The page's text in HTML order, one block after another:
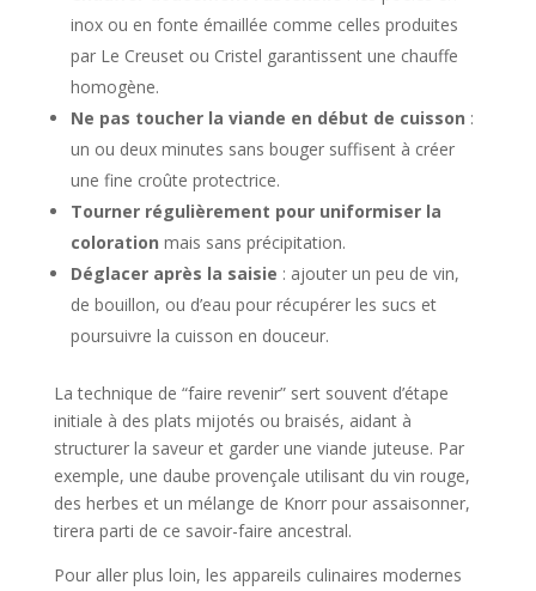
inox ou en fonte émaillée comme celles produites
par Le Creuset ou Cristel garantissent une chauffe
homogène.
Ne pas toucher la viande en début de cuisson :
un ou deux minutes sans bouger suffisent à créer
une fine croûte protectrice.
Tourner régulièrement pour uniformiser la
coloration mais sans précipitation.
Déglacer après la saisie : ajouter un peu de vin,
de bouillon, ou d’eau pour récupérer les sucs et
poursuivre la cuisson en douceur.
La technique de “faire revenir” sert souvent d’étape
initiale à des plats mijotés ou braisés, aidant à
structurer la saveur et garder une viande juteuse. Par
exemple, une daube provençale utilisant du vin rouge,
des herbes et un mélange de Knorr pour assaisonner,
tirera parti de ce savoir-faire ancestral.
Pour aller plus loin, les appareils culinaires modernes